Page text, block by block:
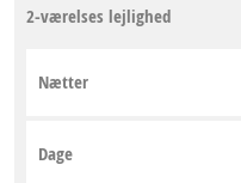
2-værelses lejlighed
Nætter
Dage